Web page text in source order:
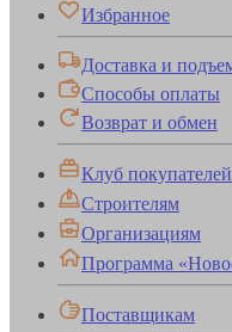
Избранное
Доставка и
Способы оплаты
Возврат и обмен
Клуб
Строителям
Организациям
Программа
Поставщикам